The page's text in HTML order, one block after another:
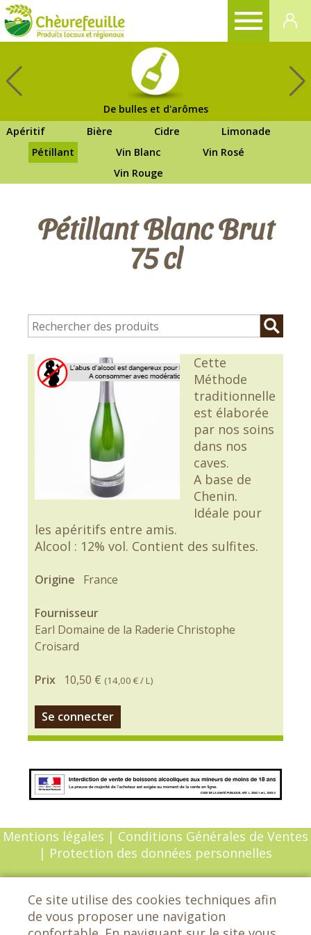
De bulles et d'arômes
Apéritif
Bière Cidre
Limonade
Pétillant
Vin Blanc
Vin Rosé
Vin Rouge
Pétillant Blanc Brut
75 cl
Cette
Méthode
traditionnelle
est élaborée
par nos soins
dans nos
caves.
A base de
Chenin.
Idéale pour
les apéritifs entre amis.
Alcool : 12% vol. Contient des sulfites.
Origine France
Fournisseur
Earl Domaine de la Raderie Christophe
Croisard
Prix 10,50 € (14,00 €/ L)
Se connecter
Mentions légales | Conditions Générales de Ventes
| Protection des données personnelles
réservés - Conception :Sarl Dynapse
Ce site utilise des cookies techniques afin
de vous proposer une navigation